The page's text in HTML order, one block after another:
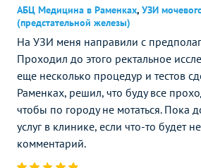
АБЦ Медицина в Раменках, УЗИ
(предстательной железы)
На УЗИ меня направили с
Проходил до этого ректальное
еще несколько процедур и тестов
Раменках, решил, что буду все
чтобы по городу не мотаться. Пока
услуг в клинике, если что-то будет
комментарий.